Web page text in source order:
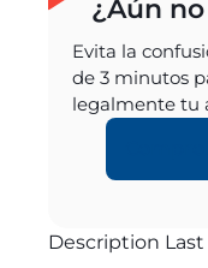
¿Aún
Evita la
de 3 minutos
legalmente tu
Description